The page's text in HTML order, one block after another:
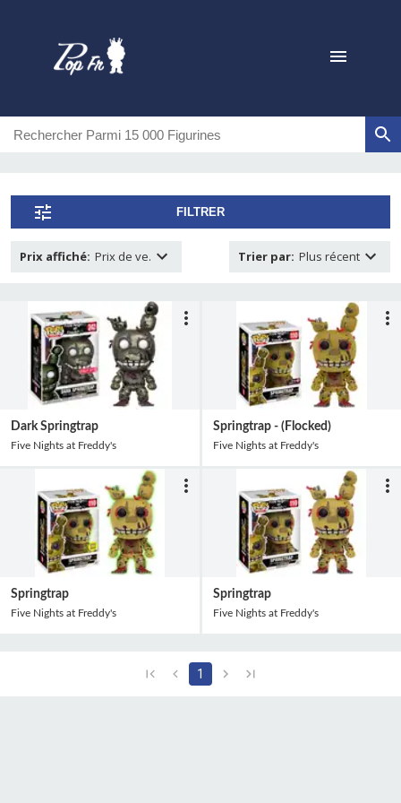
FILTRER
Prix affiché: Prix de ve. Trier par: Plus récent
Dark Springtrap
Five Nights at Freddy's
Springtrap - (Flocked)
Five Nights at Freddy's
Springtrap
Five Nights at Freddy's
Springtrap
Five Nights at Freddy's
1